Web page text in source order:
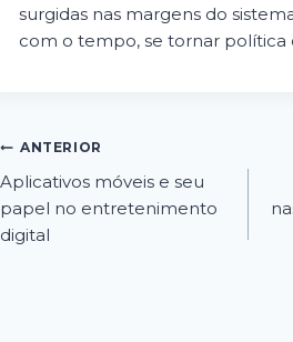
surgidas nas margens do
com o tempo, se tornar política
ANTERIOR
Aplicativos móveis e seu
papel no entretenimento
digital